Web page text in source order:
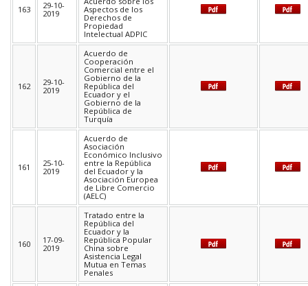
163
29-10-
2019
Aspectos de los
Derechos de
Propiedad
Intelectual ADPIC
162
29-10-
2019
Acuerdo de
Cooperación
Comercial entre el
Gobierno de la
República del
Ecuador y el
Gobierno de la
República de
Turquía
161
25-10-
2019
Acuerdo de
Asociación
Económico Inclusivo
entre la República
del Ecuador y la
Asociación Europea
de Libre Comercio
(AELC)
160
17-09-
2019
Tratado entre la
República del
Ecuador y la
República Popular
China sobre
Asistencia Legal
Mutua en Temas
Penales